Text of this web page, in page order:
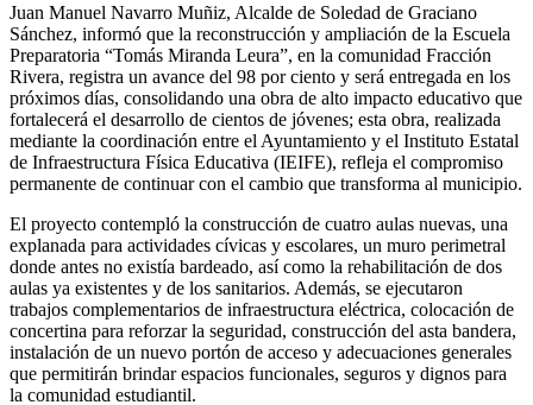
Juan Manuel Navarro Muñiz, Alcalde de Soledad de Graciano
Sánchez, informó que la reconstrucción y ampliación de la Escuela
Preparatoria “Tomás Miranda Leura”, en la comunidad Fracción
Rivera, registra un avance del 98 por ciento y será entregada en los
próximos días, consolidando una obra de alto impacto educativo que
fortalecerá el desarrollo de cientos de jóvenes; esta obra, realizada
mediante la coordinación entre el Ayuntamiento y el Instituto Estatal
de Infraestructura Física Educativa (IEIFE), refleja el compromiso
permanente de continuar con el cambio que transforma al municipio.
El proyecto contempló la construcción de cuatro aulas nuevas, una
explanada para actividades cívicas y escolares, un muro perimetral
donde antes no existía bardeado, así como la rehabilitación de dos
aulas ya existentes y de los sanitarios. Además, se ejecutaron
trabajos complementarios de infraestructura eléctrica, colocación de
concertina para reforzar la seguridad, construcción del asta bandera,
instalación de un nuevo portón de acceso y adecuaciones generales
que permitirán brindar espacios funcionales, seguros y dignos para
la comunidad estudiantil.